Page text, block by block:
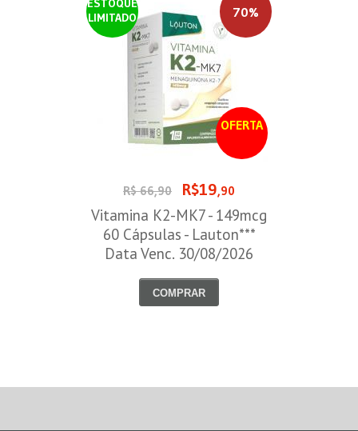
LIMITADO
OFERTA
70%
R$ 66,90 R$19,90
Vitamina K2-MK7 - 149mcg
60 Cápsulas - Lauton***
Data Venc. 30/08/2026
COMPRAR